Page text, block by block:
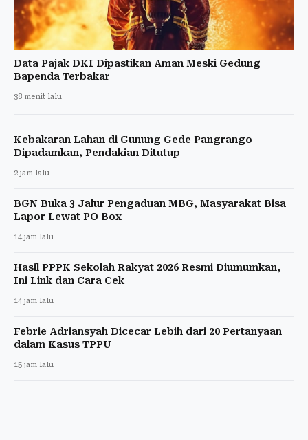
Data Pajak DKI Dipastikan Aman Meski Gedung
Bapenda Terbakar
38 menit lalu
Kebakaran Lahan di Gunung Gede Pangrango
Dipadamkan, Pendakian Ditutup
2 jam lalu
BGN Buka 3 Jalur Pengaduan MBG, Masyarakat Bisa
Lapor Lewat PO Box
14 jam lalu
Hasil PPPK Sekolah Rakyat 2026 Resmi Diumumkan,
Ini Link dan Cara Cek
14 jam lalu
Febrie Adriansyah Dicecar Lebih dari 20 Pertanyaan
dalam Kasus TPPU
15 jam lalu